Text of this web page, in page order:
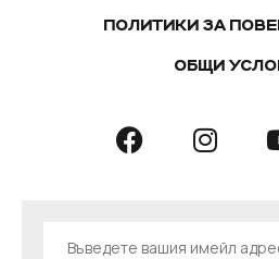
ПОЛИТИКИ ЗА
ОБЩИ